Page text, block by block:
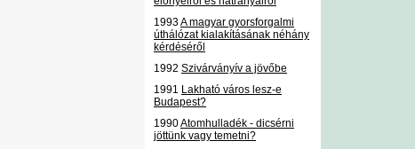
1993A magyar gyorsforgalmi
úthálózat kialakításának néhány
kérdéséről
1992 Szivárványív a jövőbe
1991 Lakható város lesz-e
Budapest?
1990Atomhulladék - dicsérni
jöttünk vagy temetni?